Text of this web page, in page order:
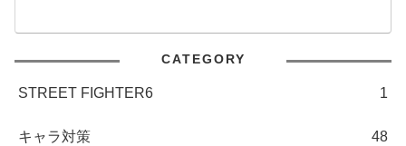
CATEGORY
STREET FIGHTER6 1
キャラ対策 48